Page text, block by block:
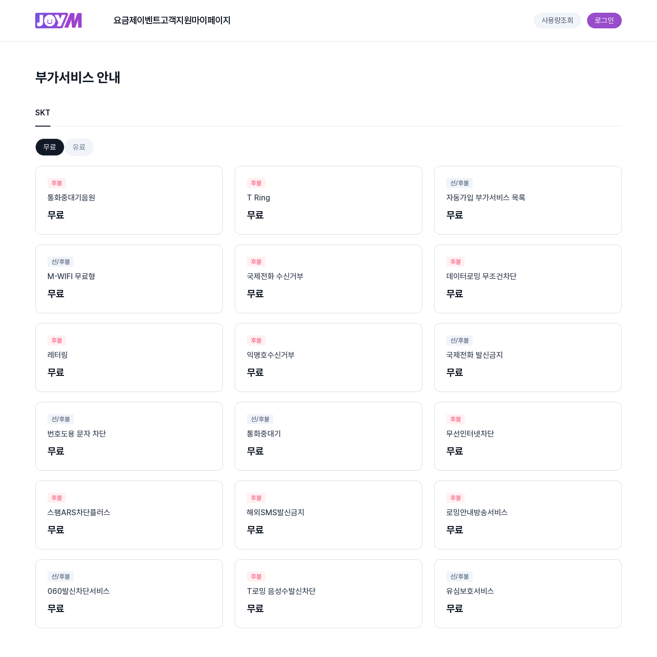
요금제 이벤트고객지원마이페이지 사용량조회 로그인
부가서비스 안내
SKT
무료 유료
후불
통화중대기음원
무료
후불
T Ring
무료
선/후불
자동가입 부가서비스 목록
무료
선/후불
M-WIFI 무료형
무료
후불
국제전화 수신거부
무료
후불
데이터로밍 무조건차단
무료
후불
레터링
무료
후불
익명호수신거부
무료
선/후불
국제전화 발신금지
무료
선/후불
번호도용 문자 차단
무료
선/후불
통화중대기
무료
후불
무선인터넷차단
무료
후불
스팸ARS차단플러스
무료
후불
해외SMS발신금지
무료
후불
로밍안내방송서비스
무료
선/후불
060발신차단서비스
무료
후불
T로밍 음성수발신차단
무료
선/후불
유심보호서비스
무료